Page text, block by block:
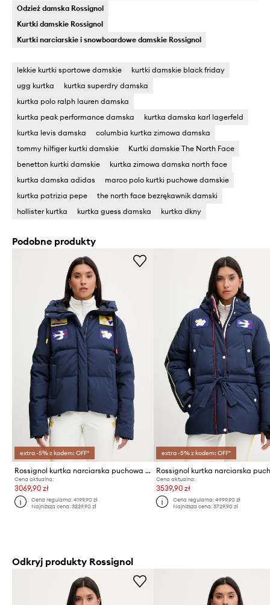
Odzież damska Rossignol
Kurtki damskie Rossignol
Kurtki narciarskie i snowboardowe damskie Rossignol
lekkie kurtki sportowe damskie
kurtki damskie black friday
ugg kurtka
kurtka superdry damska
kurtka polo ralph lauren damska
kurtka peak performance damska
kurtka damska karl lagerfeld
kurtka levis damska
columbia kurtka zimowa damska
tommy hilfiger kurtki damskie
Kurtki damskie The North Face
benetton kurtki damskie
kurtka zimowa damska north face
kurtka damska adidas
marco polo kurtki puchowe damskie
kurtka patrizia pepe
the north face bezrękawnik damski
hollister kurtka
kurtka guess damska kurtka dkny
Podobne produkty
extra -5% z kodem: OFF*
Rossignol kurtka narciarska puchowa JCC
Cena aktualna:
3069,90 zł
Cena regularna:4199,90 zł
Najniższa cena:3229,90 zł
extra -5% z kodem: OFF*
Cena aktualna:
3539,90 zł
Cena regularna: 4999,90 zł
Najniższa cena: 3729,90 zł
Odkryj produkty Rossignol